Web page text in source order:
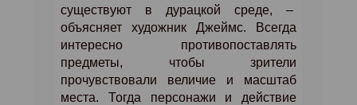
существуют в дурацкой среде, –
объясняет художник Джеймс. Всегда
интересно противопоставлять
предметы, чтобы зрители
прочувствовали величие и масштаб
места. Тогда персонажи и действие